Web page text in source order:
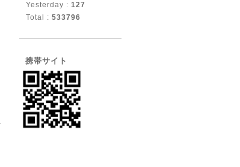
Yesterday : 127
Total : 533796
携帯サイト